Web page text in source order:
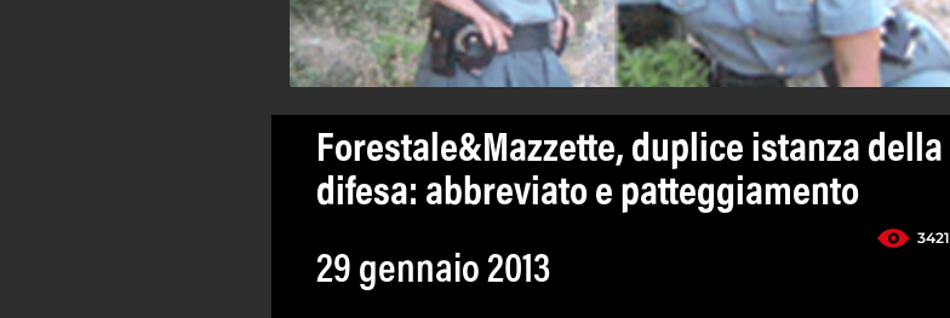
Forestale&Mazzette, duplice istanza della
difesa: abbreviato e patteggiamento
3421
29 gennaio 2013